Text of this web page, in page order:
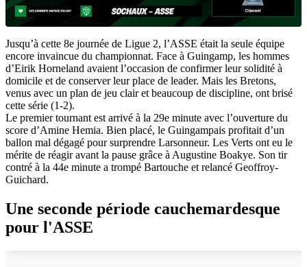
Jusqu’à cette 8e journée de Ligue 2, l’ASSE était la seule équipe
encore invaincue du championnat. Face à Guingamp, les hommes
d’Eirik Horneland avaient l’occasion de confirmer leur solidité à
domicile et de conserver leur place de leader. Mais les Bretons,
venus avec un plan de jeu clair et beaucoup de discipline, ont brisé
cette série (1-2).
Le premier tournant est arrivé à la 29e minute avec l’ouverture du
score d’Amine Hemia. Bien placé, le Guingampais profitait d’un
ballon mal dégagé pour surprendre Larsonneur. Les Verts ont eu le
mérite de réagir avant la pause grâce à Augustine Boakye. Son tir
contré à la 44e minute a trompé Bartouche et relancé Geoffroy-
Guichard.
Une seconde période cauchemardesque
pour l'ASSE